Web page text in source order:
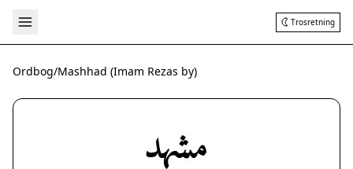
Trosretning
Ordbog/Mashhad (Imam Rezas by)
مشهد